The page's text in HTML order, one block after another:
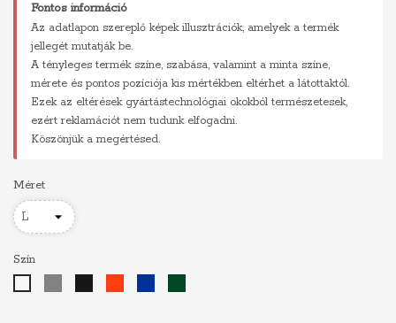
Fontos információ
Az adatlapon szereplő képek illusztrációk, amelyek a termék
jellegét mutatják be.
A tényleges termék színe, szabása, valamint a minta színe,
mérete és pontos pozíciója kis mértékben eltérhet a látottaktól.
Ezek az eltérések gyártástechnológiai okokból természetesek,
ezért reklamációt nem tudunk elfogadni.
Köszönjük a megértésed.
Méret
Szín